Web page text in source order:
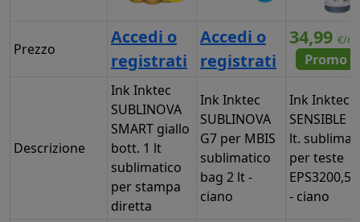
Prezzo
Accedi o
registrati
Accedi o
registrati
34,99 €/nr
Promo
Descrizione
Ink Inktec
SUBLINOVA
SMART giallo
bott. 1 lt
sublimatico
per stampa
diretta
Ink Inktec
SUBLINOVA
G7 per MBIS
sublimatico
bag 2 lt -
ciano
Ink Inktec
SENSIBLE
lt.
per teste
- ciano